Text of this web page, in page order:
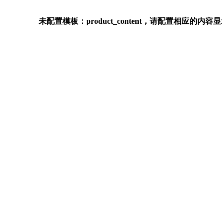
未配置模板：product_content，请配置相应的内容